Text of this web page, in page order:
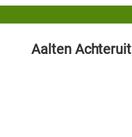
Aalten Achteruit